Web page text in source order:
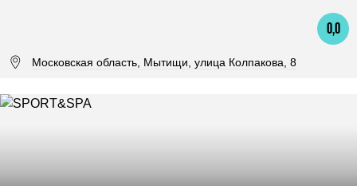
0,0
Московская область, Мытищи, улица Колпакова, 8